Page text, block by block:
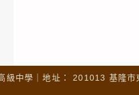
級中學｜地址： 201013 基隆